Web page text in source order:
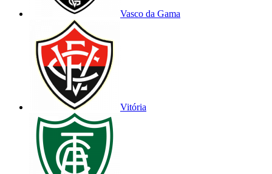
Vasco da Gama
Vitória